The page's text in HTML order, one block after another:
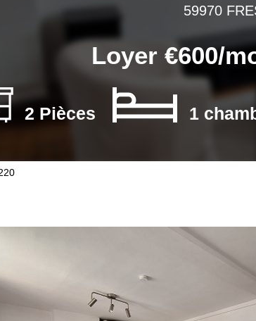
59970
Loyer €600/
2 Pièces 1